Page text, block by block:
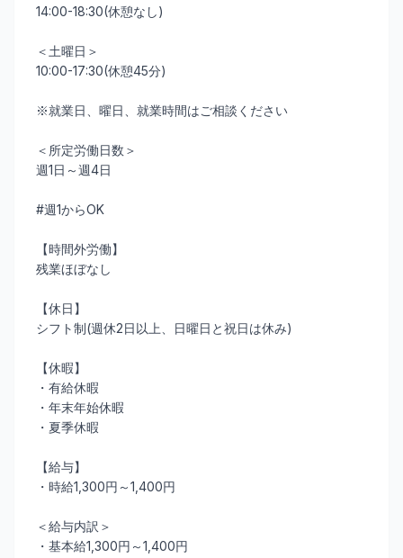
14:00-18:30(休憩なし)
＜土曜日＞
10:00-17:30(休憩45分)
※就業日、曜日、就業時間はご相談ください
＜所定労働日数＞
週1日～週4日
#週1からOK
【時間外労働】
残業ほぼなし
【休日】
シフト制(週休2日以上、日曜日と祝日は休み)
【休暇】
・有給休暇
・年末年始休暇
・夏季休暇
【給与】
・時給1,300円～1,400円
＜給与内訳＞
・基本給1,300円～1,400円